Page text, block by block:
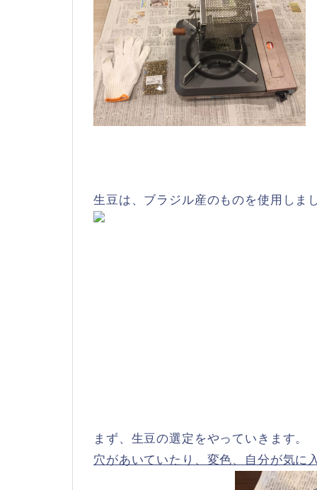
生豆は、ブラジル産のものを使用しま
まず、生豆の選定をやっていきます。
穴があいていたり、変色、自分が気に